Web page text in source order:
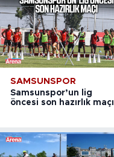
SAMSUNSPOR
Samsunspor’un lig
öncesi son hazırlık maçı